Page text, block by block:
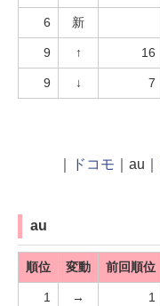
6 新
9 ↑ 16
9 ↓ 7
ドコモ ｜au｜
au
順位 変動 前回順位
1 → 1